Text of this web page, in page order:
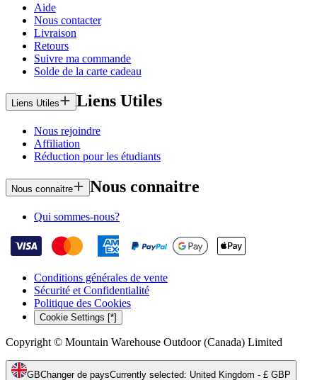
Aide
Nous contacter
Livraison
Retours
Suivre ma commande
Solde de la carte cadeau
Liens Utiles Liens Utiles
Nous rejoindre
Affiliation
Réduction pour les étudiants
Nous connaitre Nous connaitre
Qui sommes-nous?
Conditions générales de vente
Sécurité et Confidentialité
Politique des Cookies
Cookie Settings [*]
Copyright © Mountain Warehouse Outdoor (Canada) Limited
GBChanger de paysCurrently selected: United Kingdom - £ GBP